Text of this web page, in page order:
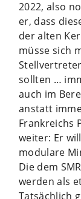
2022, also
er, dass
der alten
müsse sich
sollten …
auch im
anstatt
Frankreichs
weiter: Er
modulare
Die dem
werden als
Tatsächlich